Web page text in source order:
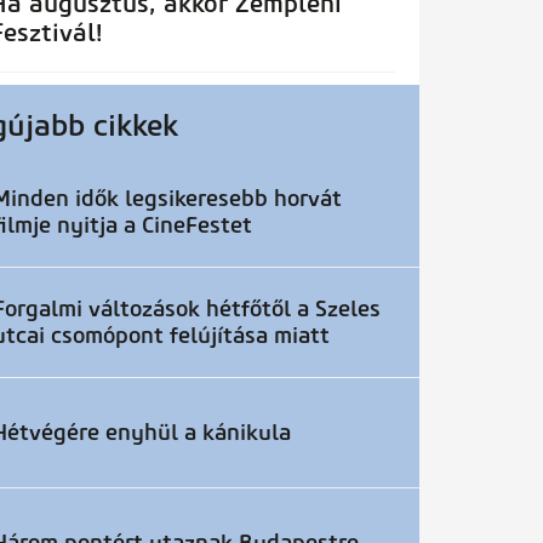
cikkek
idők legsikeresebb horvát
nyitja a CineFestet
változások hétfőtől a Szeles
csomópont felújítása miatt
enyhül a kánikula